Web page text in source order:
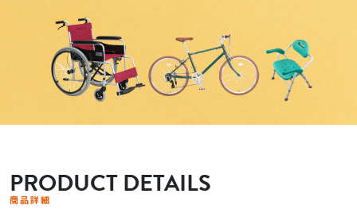
PRODUCT DETAILS
商品詳細